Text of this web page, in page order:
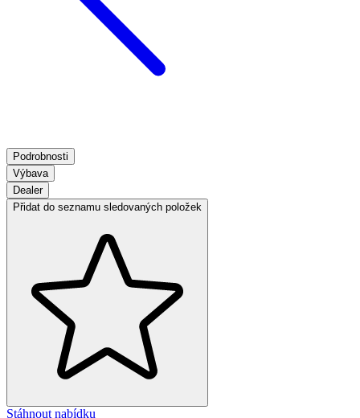
Podrobnosti
Výbava
Dealer
Přidat do seznamu sledovaných položek
Stáhnout nabídku